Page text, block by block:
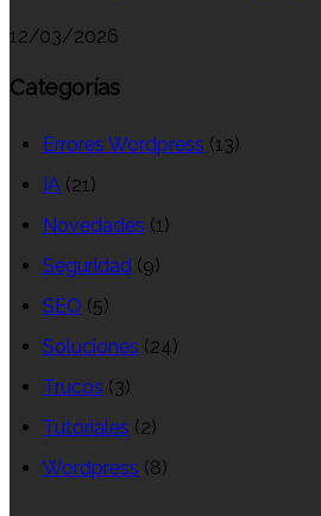
12/03/2026
Categorías
Errores Wordpress (13)
IA (21)
Novedades (1)
Seguridad (9)
SEO (5)
Soluciones (24)
Trucos (3)
Tutoriales (2)
Wordpress (8)